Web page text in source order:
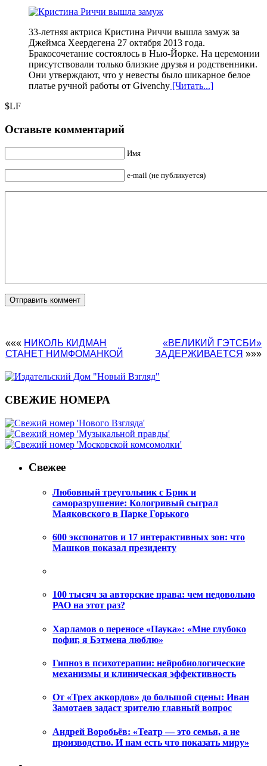
33-летняя актриса Кристина Риччи вышла замуж за
Джеймса Хеердегена 27 октября 2013 года.
Бракосочетание состоялось в Нью-Йорке. На церемонии
присутствовали только близкие друзья и родственники.
Они утверждают, что у невесты было шикарное белое
платье ручной работы от Givenchy [Читать...]
$LF
Оставьте комментарий
Имя
e-mail (не публикуется)
««« НИКОЛЬ КИДМАН
СТАНЕТ НИМФОМАНКОЙ
«ВЕЛИКИЙ ГЭТСБИ»
ЗАДЕРЖИВАЕТСЯ »»»
СВЕЖИЕ НОМЕРА
Свежее
Любовный треугольник с Брик и
саморазрушение: Кологривый сыграл
Маяковского в Парке Горького
600 экспонатов и 17 интерактивных зон: что
Машков показал президенту
100 тысяч за авторские права: чем недовольно
РАО на этот раз?
Харламов о переносе «Паука»: «Мне глубоко
пофиг, я Бэтмена люблю»
Гипноз в психотерапии: нейробиологические
механизмы и клиническая эффективность
От «Трех аккордов» до большой сцены: Иван
Замотаев задаст зрителю главный вопрос
Андрей Воробьёв: «Театр — это семья, а не
производство. И нам есть что показать миру»